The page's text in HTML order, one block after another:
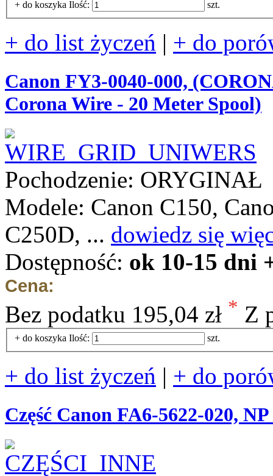
+ do koszyka Ilość: szt.
+ do list życzeń | + do
Canon FY3-0040-000,
Corona Wire - 20 Meter Spool)
Pochodzenie: ORYGINAŁ
Modele: Canon C150,
C250D, ... dowiedz się
Dostępność: ok 10-15 dni
Cena:
Bez podatku 195,04 zł * Z
+ do koszyka Ilość: szt.
+ do list życzeń | + do
Część Canon FA6-5622-020,